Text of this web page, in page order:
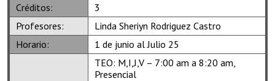
Créditos:
3
Profesores:
Linda Sheriyn Rodriguez Castro
Horario:
1 de junio al Julio 25
TEO: M,I,J,V – 7:00 am a 8:20 am,
Presencial